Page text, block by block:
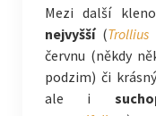
Mezi další
nejvyšší(Trollius
červnu (někdy
podzim) či krásný
ale i